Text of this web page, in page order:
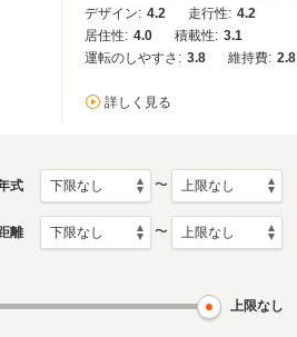
デザイン: 4.2 走行性: 4.2
居住性: 4.0 積載性: 3.1
運転のしやすさ: 3.8 維持費: 2.8
詳しく見る
式 〜
離 〜
上限なし